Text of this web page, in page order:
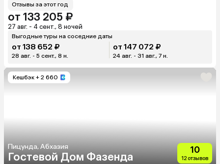
Отзывы за этот год
от 133 205 ₽
27 авг. - 4 сент., 8 ночей
Выгодные туры на соседние даты
от 138 652 ₽
28 авг. - 5 сент., 8 н.
от 147 072 ₽
24 авг. - 31 авг., 7 н.
Кешбэк + 2 660
Пицунда, Абхазия
Гостевой Дом Фазенда
10
12 отзывов